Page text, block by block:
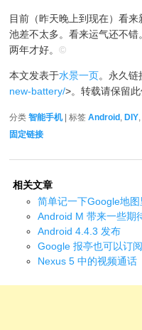
目前（昨天晚上到现在）看
池差不太多。看来运气还不
两年才好。©
本文发表于水景一页。永久链
new-battery/>。转载请保留此
分类智能手机| 标签Android , DIY
固定链接
相关文章
简单记一下Google地图
Android M 带来一些期
Android 4.4.3 发布
Google 报亭也可以订
Nexus 5 中的视频通话